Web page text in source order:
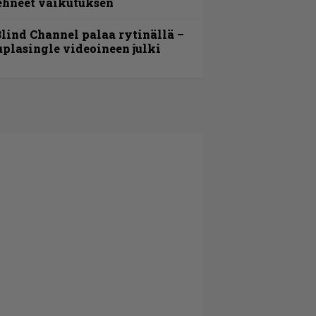
Channel palaa rytinällä –
videoineen julki